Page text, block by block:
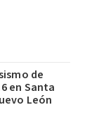
de
en Santa
León